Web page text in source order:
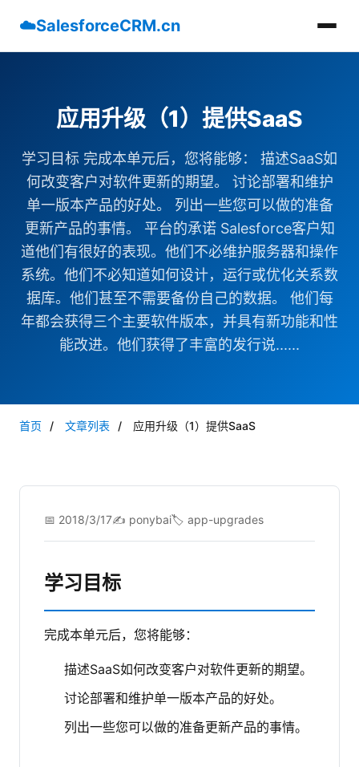
☁️SalesforceCRM.cn
应用升级（1）提供SaaS
学习目标 完成本单元后，您将能够： 描述SaaS如
何改变客户对软件更新的期望。 讨论部署和维护
单一版本产品的好处。 列出一些您可以做的准备
更新产品的事情。 平台的承诺 Salesforce客户知
道他们有很好的表现。他们不必维护服务器和操作
系统。他们不必知道如何设计，运行或优化关系数
据库。他们甚至不需要备份自己的数据。 他们每
年都会获得三个主要软件版本，并具有新功能和性
能改进。他们获得了丰富的发行说......
首页 / 文章列表 / 应用升级（1）提供SaaS
📅 2018/3/17✍️ ponybai🏷️ app-upgrades
学习目标
完成本单元后，您将能够：
描述SaaS如何改变客户对软件更新的期望。
讨论部署和维护单一版本产品的好处。
列出一些您可以做的准备更新产品的事情。